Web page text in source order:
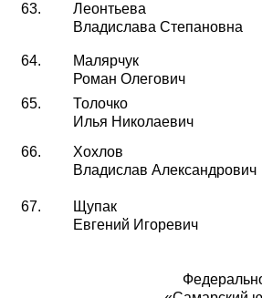
63.
Леонтьева
Владислава Степановна
64.
Малярчук
Роман Олегович
65.
Толочко
Илья Николаевич
66.
Хохлов
Владислав Александрович
67.
Щупак
Евгений Игоревич